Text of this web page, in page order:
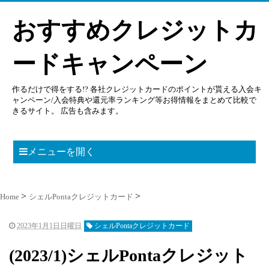
おすすめクレジットカ
ードキャンペーン
作るだけで得をする!? 各社クレジットカードのポイントが貰える入会キ
ャンペーン/入会特典や還元率ランキング等お得情報をまとめて比較で
きるサイト。 広告も含みます。
メニューを開く
Home シェルPontaクレジットカード
2023年1月1日日曜日 シェルPontaクレジットカード
(2023/1)シェルPontaクレジット